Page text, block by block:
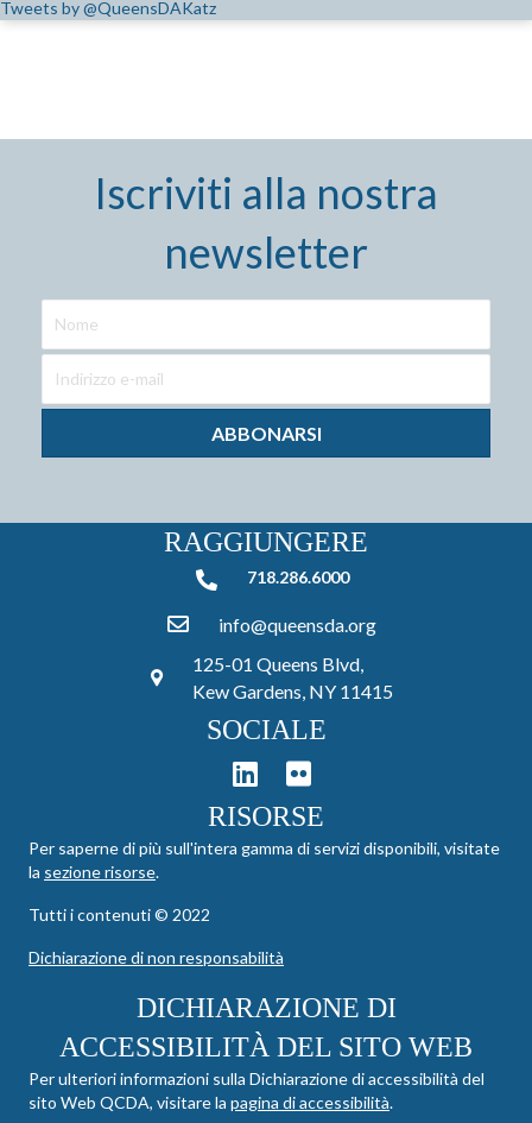
Tweets by @QueensDAKatz
Iscriviti alla nostra
newsletter
ABBONARSI
RAGGIUNGERE
718.286.6000718.286.6000
info@queensda.org
125-01 Queens Blvd,
Kew Gardens, NY 11415
SOCIALE
RISORSE
Per saperne di più sull'intera gamma di servizi disponibili, visitate
la sezione risorse.
Tutti i contenuti © 2022
Dichiarazione di non responsabilità
DICHIARAZIONE DI
ACCESSIBILITÀ DEL SITO WEB
Per ulteriori informazioni sulla Dichiarazione di accessibilità del
sito Web QCDA, visitare la pagina di accessibilità.